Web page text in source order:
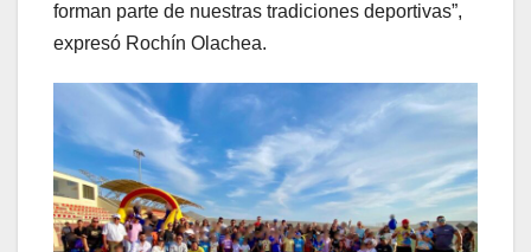
forman parte de nuestras tradiciones deportivas”,
expresó Rochín Olachea.